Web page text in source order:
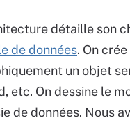
détaille son
de données. On
un objet
etc. On dessine le
de données. Nous